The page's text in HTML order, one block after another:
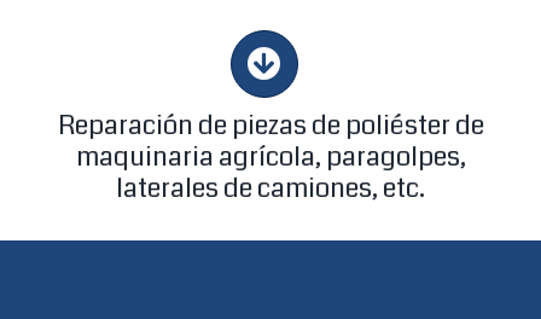
Reparación de piezas de poliéster de
maquinaria agrícola, paragolpes,
laterales de camiones, etc.